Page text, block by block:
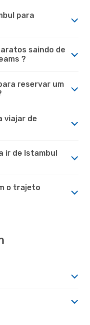
para
saindo de
?
reservar um
viajar de
ir de Istambul
o trajeto